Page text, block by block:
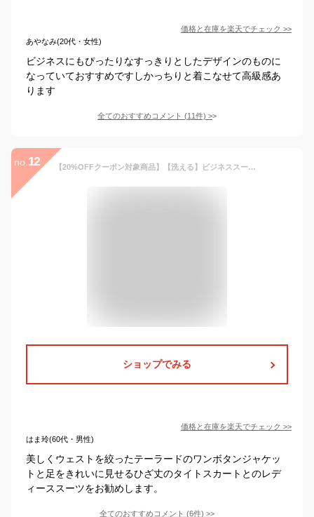
価格と在庫を楽天でチェック >>
あやなみ(20代・女性)
ビジネスにもぴったりなすっきりとしたデザインのものに
なっていておすすめですしかっちりと着こなせて高級感あ
ります
全てのおすすめコメント (11件) >
no. 12 【20%OFFクーポン対象商品】【洗える】ビジネススーツ レディース 2点セット ジャケット スカート オフィスカジュアル ミセス 50代 40代 30代 ママスーツ 通勤 黒 紺 きれいめ 大きいサイズ 卒園卒業式 お宮参り 入学式 七五三 ウォッシャブル 服装 即日発送 プレゼント
ショップでみる
価格と在庫を楽天でチェック >>
はま玲(60代・男性)
美しくウェストを絞ったテーラードのワンボタンジャケッ
トと足をきれいに見せるひざ丈のタイトスカートとのレデ
ィーススーツをお勧めします。
全てのおすすめコメント (6件) >